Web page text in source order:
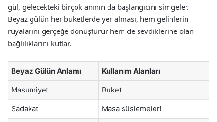
gül, gelecekteki birçok anının da başlangıcını simgeler.
Beyaz gülün her buketlerde yer alması, hem gelinlerin
rüyalarını gerçeğe dönüştürür hem de sevdiklerine olan
bağlılıklarını kutlar.
Beyaz Gülün Anlamı Kullanım Alanları
Masumiyet Buket
Sadakat Masa süslemeleri